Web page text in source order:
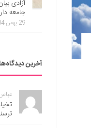
آزادی
جامعه
29 بهمن 1404
آخرین دیدگاه‌ها